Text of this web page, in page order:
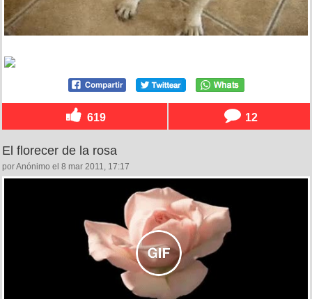
619 12
El florecer de la rosa
por Anónimo el 8 mar 2011, 17:17